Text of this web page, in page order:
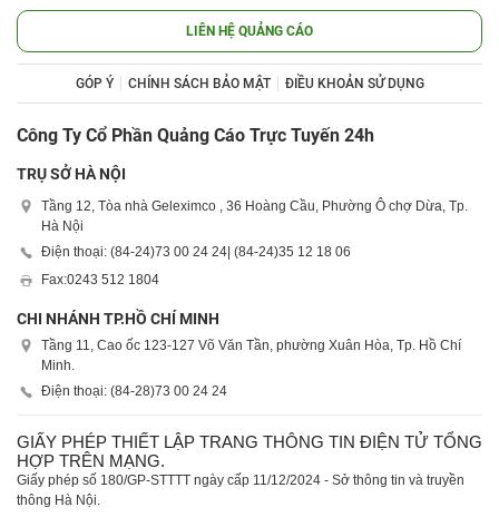
LIÊN HỆ QUẢNG CÁO
GÓP Ý CHÍNH SÁCH BẢO MẬT ĐIỀU KHOẢN SỬ DỤNG
Công Ty Cổ Phần Quảng Cáo Trực Tuyến 24h
TRỤ SỞ HÀ NỘI
Tầng 12, Tòa nhà Geleximco , 36 Hoàng Cầu, Phường Ô chợ Dừa, Tp.
Hà Nội
Điện thoại: (84-24)73 00 24 24| (84-24)35 12 18 06
Fax:0243 512 1804
CHI NHÁNH TP.HỒ CHÍ MINH
Tầng 11, Cao ốc 123-127 Võ Văn Tần, phường Xuân Hòa, Tp. Hồ Chí
Minh.
Điện thoại: (84-28)73 00 24 24
GIẤY PHÉP THIẾT LẬP TRANG THÔNG TIN ĐIỆN TỬ TỔNG
HỢP TRÊN MẠNG.
Giấy phép số 180/GP-STTTT ngày cấp 11/12/2024 - Sở thông tin và truyền
thông Hà Nội.